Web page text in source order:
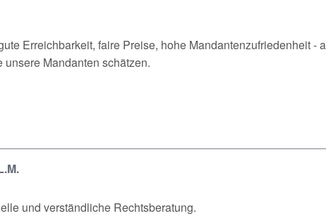
Erreichbarkeit, faire Preise, hohe Mandantenzufriedenheit -
Mandanten schätzen.
und verständliche Rechtsberatung.